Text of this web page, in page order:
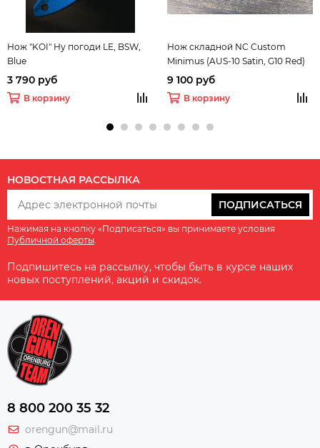
Нож "KOI" Ну погоди LE, BSW,
Blue
3 790 руб
В корзину
Нож складной NC Custom
Minimus (AUS-10 Satin, G10 Red)
9 100 руб
В корзину
НОВОСТНАЯ РАССЫЛКА
ПОДПИСАТЬСЯ
Нажимая на кнопку «Подписаться» вы принимаете условия
Публичной оферты
Подпишитесь на рассылку, чтобы быть в курсе наших
новых поступлений, акций и скидок.
8 800 200 35 32
orengun@mail.ru